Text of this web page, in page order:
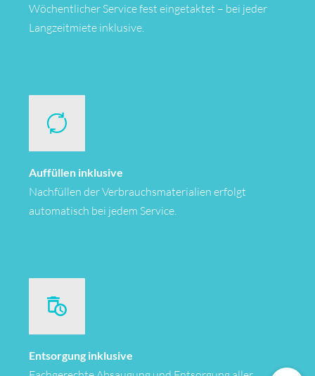
Wöchentlicher Service fest eingetaktet – bei jeder
Langzeitmiete inklusive.
Auffüllen inklusive
Nachfüllen der Verbrauchsmaterialien erfolgt
automatisch bei jedem Service.
Entsorgung inklusive